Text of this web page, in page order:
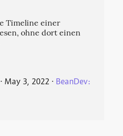
Timeline einer
ohne dort einen
⋅ May 3, 2022 ⋅ BeanDev: